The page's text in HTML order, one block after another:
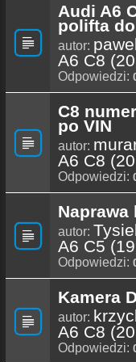
Audi A6
polifta
autor:
A6 C8
Odpowiedzi:
C8
po VIN
autor:
A6 C8
Odpowiedzi:
autor:
A6 C5
Odpowiedzi:
Kamera
autor:
A6 C8
Odpowiedzi: